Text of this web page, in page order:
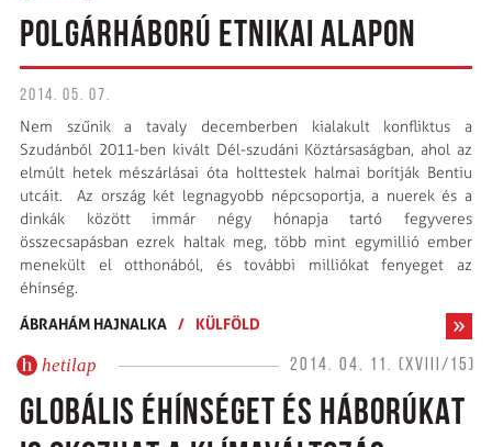
POLGÁRHÁBORÚ ETNIKAI ALAPON
2014. 05. 07.
Nem szűnik a tavaly decemberben kialakult konfliktus a
Szudánból 2011-ben kivált Dél-szudáni Köztársaságban, ahol az
elmúlt hetek mészárlásai óta holttestek halmai borítják Bentiu
utcáit. Az ország két legnagyobb népcsoportja, a nuerek és a
dinkák között immár négy hónapja tartó fegyveres
összecsapásban ezrek haltak meg, több mint egymillió ember
menekült el otthonából, és további milliókat fenyeget az
éhínség.
ÁBRAHÁM HAJNALKA / KÜLFÖLD
hetilap 2014. 04. 11. (XVIII/15)
GLOBÁLIS ÉHÍNSÉGET ÉS HÁBORÚKAT